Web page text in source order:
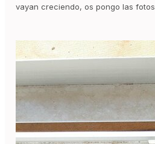
vayan creciendo, os pongo las fotos